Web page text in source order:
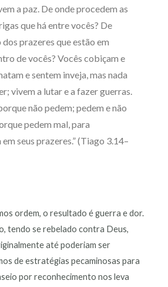
a paz. De onde procedem as
que há entre vocês? De
dos prazeres que estão em
de vocês? Vocês cobiçam e
e sentem inveja, mas nada
vivem a lutar e a fazer guerras.
não pedem; pedem e não
pedem mal, para
seus prazeres.” (Tiago 3.14–
ordem, o resultado é guerra e dor.
tendo se rebelado contra Deus,
até poderiam ser
de estratégias pecaminosas para
por reconhecimento nos leva